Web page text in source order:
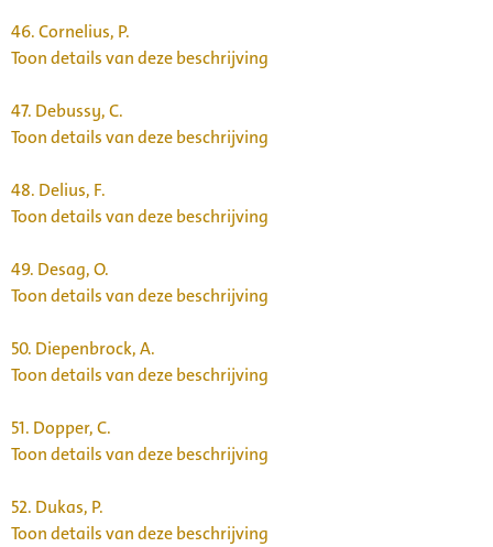
46.Cornelius, P.
Toon details van deze beschrijving
47. Debussy, C.
Toon details van deze beschrijving
48. Delius, F.
Toon details van deze beschrijving
49. Desag, O.
Toon details van deze beschrijving
50. Diepenbrock, A.
Toon details van deze beschrijving
51. Dopper, C.
Toon details van deze beschrijving
52. Dukas, P.
Toon details van deze beschrijving